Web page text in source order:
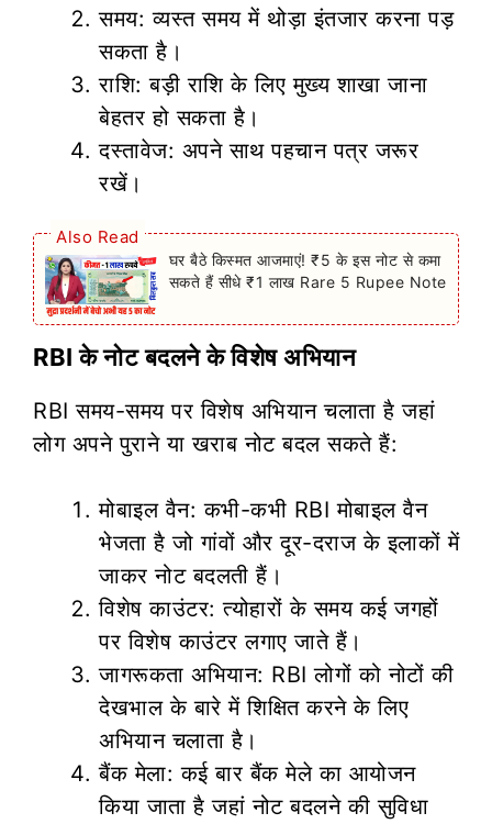
समय: व्यस्त समय में थोड़ा इंतजार करना पड़
सकता है।
राशि: बड़ी राशि के लिए मुख्य शाखा जाना
बेहतर हो सकता है।
दस्तावेज: अपने साथ पहचान पत्र जरूर
रखें।
Also Read
घर बैठे किस्मत आजमाएं! ₹5 के इस नोट से कमा
सकते हैं सीधे ₹1 लाख Rare 5 Rupee Note
RBI के नोट बदलने के विशेष अभियान
RBI समय-समय पर विशेष अभियान चलाता है जहां
लोग अपने पुराने या खराब नोट बदल सकते हैं:
मोबाइल वैन: कभी-कभी RBI मोबाइल वैन
भेजता है जो गांवों और दूर-दराज के इलाकों में
जाकर नोट बदलती हैं।
विशेष काउंटर: त्योहारों के समय कई जगहों
पर विशेष काउंटर लगाए जाते हैं।
जागरूकता अभियान: RBI लोगों को नोटों की
देखभाल के बारे में शिक्षित करने के लिए
अभियान चलाता है।
बैंक मेला: कई बार बैंक मेले का आयोजन
किया जाता है जहां नोट बदलने की सुविधा